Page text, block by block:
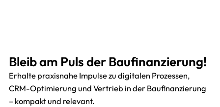
Bleib am Puls der Baufinanzierung!
Erhalte praxisnahe Impulse zu digitalen Prozessen,
CRM-Optimierung und Vertrieb in der Baufinanzierung
– kompakt und relevant.